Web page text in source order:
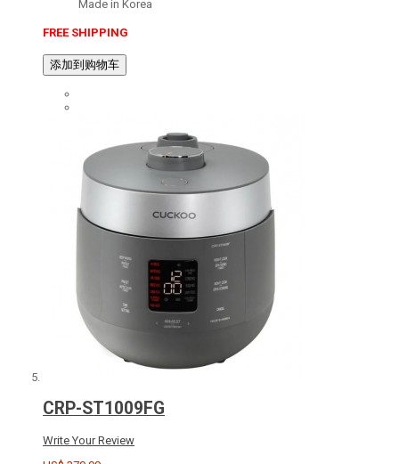
Made in Korea
FREE SHIPPING
添加到购物车
CRP-ST1009FG
Write Your Review